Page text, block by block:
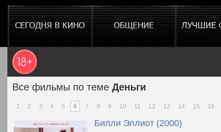
Все фильмы по теме Деньги
1 2 3 4 5 6 7 8 9 10 11 12 13 14 15 16
Билли Эллиот (2000)